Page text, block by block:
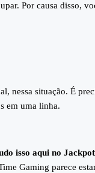
Por causa disso,
nessa situação. É
em uma linha.
isso aqui no
Gaming parece